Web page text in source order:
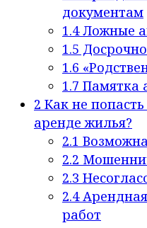
документам
1.4Ложные
1.5
1.6
1.7 Памятка
2 Как не
аренде жилья?
2.1
2.2
2.3
2.4
работ